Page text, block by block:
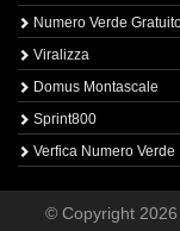
Numero Verde
Viralizza
Domus Montascale
Sprint800
Verfica Numero Verde
© Copyright 2026